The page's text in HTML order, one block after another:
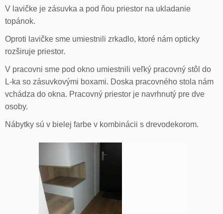
V lavičke je zásuvka a pod ňou priestor na ukladanie
topánok.
Oproti lavičke sme umiestnili zrkadlo, ktoré nám opticky
rozširuje priestor.
V pracovni sme pod okno umiestnili veľký pracovný stôl do
L-ka so zásuvkovými boxami. Doska pracovného stola nám
vchádza do okna. Pracovný priestor je navrhnutý pre dve
osoby.
Nábytky sú v bielej farbe v kombinácii s drevodekorom.